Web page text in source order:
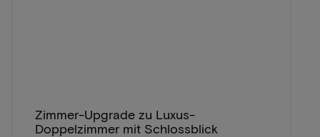
Zimmer-Upgrade zu Luxus-
Doppelzimmer mit Schlossblick